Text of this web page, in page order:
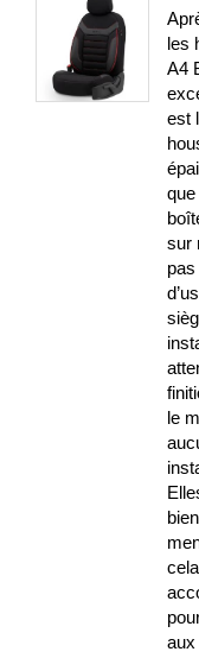
les
A4
est
que
sur
le
aux